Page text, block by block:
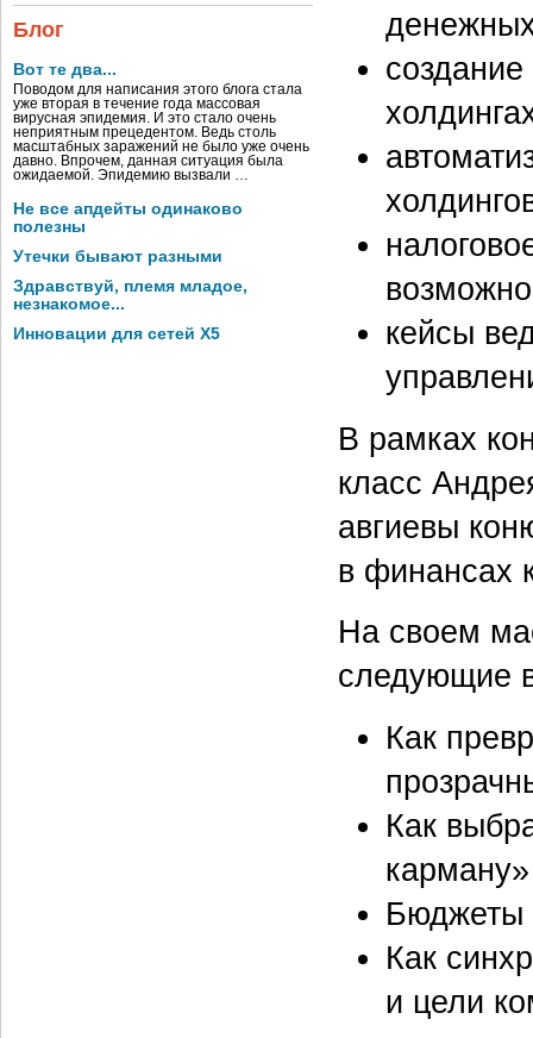
Блог
Вот те два...
Поводом для написания этого блога стала
уже вторая в течение года массовая
вирусная эпидемия. И это стало очень
неприятным прецедентом. Ведь столь
масштабных заражений не было уже очень
давно. Впрочем, данная ситуация была
ожидаемой. Эпидемию вызвали …
Не все апдейты одинаково
полезны
Утечки бывают разными
Здравствуй, племя младое,
незнакомое...
Инновации для сетей X5
создание
кейсы
В рамках
класс
авгиевы
в финансах
На своем
следующие
Как
Как
Бюджеты
Как
и цели